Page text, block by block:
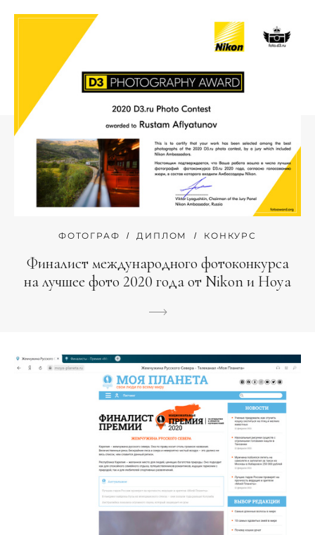
ФОТОГРАФ ДИПЛОМ КОНКУРС
Финалист международного фотоконкурса
на лучшее фото 2020 года от Nikon и Hoya